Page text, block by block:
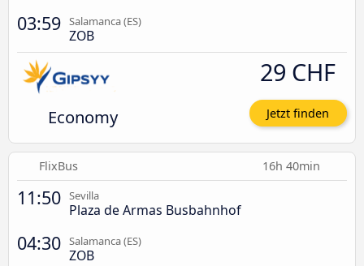
03:59 Salamanca (ES)
ZOB
Economy
29 CHF
Jetzt finden
FlixBus 16h 40min
11:50 Sevilla
Plaza de Armas Busbahnhof
04:30 Salamanca (ES)
ZOB